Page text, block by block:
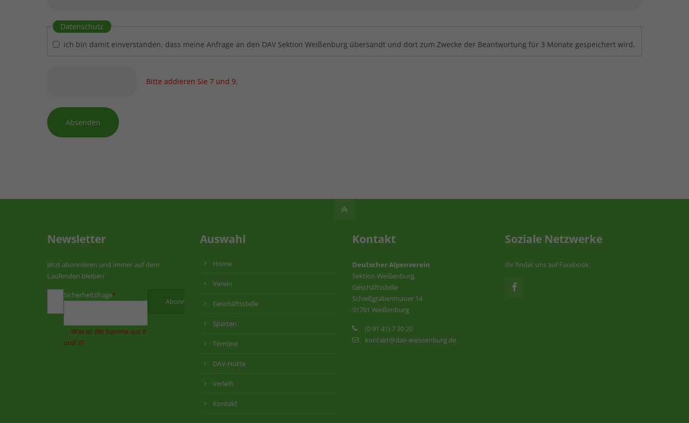
Datenschutz
ich bin damit einverstanden, dass meine Anfrage an den DAV Sektion Weißenburg übersandt und dort zum Zwecke der Beantwortung für 3 Monate gespeichert wird.
Bitte addieren Sie 7 und 9.
Absenden
Newsletter
Jetzt abonnieren und immer auf dem
Laufenden bleiben
Sicherheitsfrage*
Was ist die Summe aus 8
und 3?
Auswahl
Home
Verein
Geschäftsstelle
Sparten
Termine
DAV-Hütte
Verleih
Kontakt
Kontakt
Deutscher Alpenverein
Sektion Weißenburg,
Geschäftsstelle
Schießgrabenmauer 14
91781 Weißenburg
(0 91 41) 7 30 20
kontakt@dav-weissenburg.de
Soziale Netzwerke
Ihr findet uns auf Facebook: